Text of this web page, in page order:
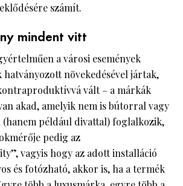
számít.
mindent vitt
a városi események
hatványozott növekedésével jártak,
vált – a márkák
akad, amelyik nem is bútorral vagy
(hanem például divattal) foglalkozik,
pedig az
vagyis hogy az adott installáció
és fotózható, akkor is, ha a termék